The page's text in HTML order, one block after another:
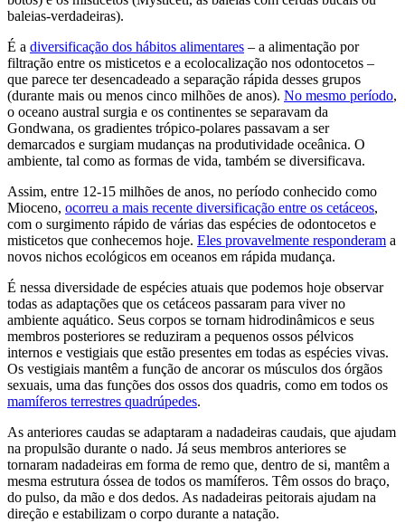
baleias-verdadeiras).
É a diversificação dos hábitos alimentares – a alimentação por
filtração entre os misticetos e a ecolocalização nos odontocetos –
que parece ter desencadeado a separação rápida desses grupos
(durante mais ou menos cinco milhões de anos). No mesmo período,
o oceano austral surgia e os continentes se separavam da
Gondwana, os gradientes trópico-polares passavam a ser
demarcados e surgiam mudanças na produtividade oceânica. O
ambiente, tal como as formas de vida, também se diversificava.
Assim, entre 12-15 milhões de anos, no período conhecido como
Mioceno, ocorreu a mais recente diversificação entre os cetáceos,
com o surgimento rápido de várias das espécies de odontocetos e
misticetos que conhecemos hoje. Eles provavelmente responderam a
novos nichos ecológicos em oceanos em rápida mudança.
É nessa diversidade de espécies atuais que podemos hoje observar
todas as adaptações que os cetáceos passaram para viver no
ambiente aquático. Seus corpos se tornam hidrodinâmicos e seus
membros posteriores se reduziram a pequenos ossos pélvicos
internos e vestigiais que estão presentes em todas as espécies vivas.
Os vestigiais mantêm a função de ancorar os músculos dos órgãos
sexuais, uma das funções dos ossos dos quadris, como em todos os
mamíferos terrestres quadrúpedes.
As anteriores caudas se adaptaram a nadadeiras caudais, que ajudam
na propulsão durante o nado. Já seus membros anteriores se
tornaram nadadeiras em forma de remo que, dentro de si, mantêm a
mesma estrutura óssea de todos os mamíferos. Têm ossos do braço,
do pulso, da mão e dos dedos. As nadadeiras peitorais ajudam na
direção e estabilizam o corpo durante a natação.